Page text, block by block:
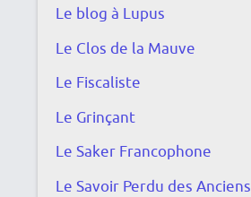
Le blog à Lupus
Le Clos de la Mauve
Le Fiscaliste
Le Grinçant
Le Saker Francophone
Le Savoir Perdu des Anciens